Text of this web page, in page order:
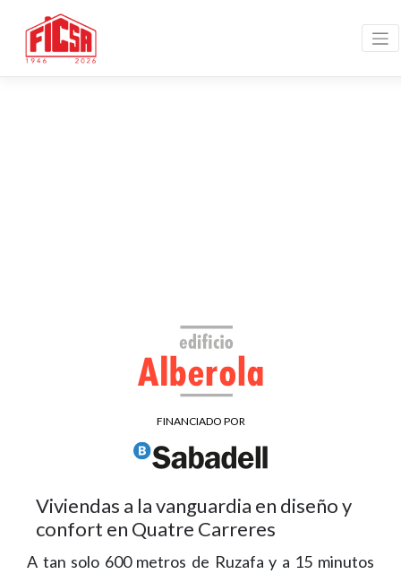
FINANCIADO POR
Viviendas a la vanguardia en diseño y
confort en Quatre Carreres
A tan solo 600 metros de Ruzafa y a 15 minutos